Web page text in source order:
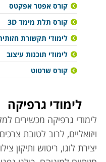
קורס אפטר אפקטס
קורס תלת מימד 3D
לימודי תקשורת
לימודי תוכנות עיצוב
קורס שרטוט
לימודי גרפיקה
לימודי גרפיקה מכשירים
ויזואליים, לרוב לטובת
יצירת לוגו, ריטוש ותיקון